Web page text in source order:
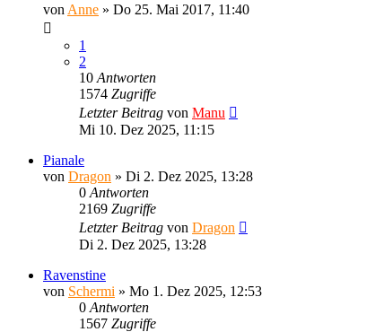
von Anne » Do 25. Mai 2017, 11:40
1
2
10 Antworten
1574 Zugriffe
Letzter Beitrag von Manu
Mi 10. Dez 2025, 11:15
Pianale
von Dragon » Di 2. Dez 2025, 13:28
0 Antworten
2169 Zugriffe
Letzter Beitrag von Dragon
Di 2. Dez 2025, 13:28
Ravenstine
von Schermi » Mo 1. Dez 2025, 12:53
0 Antworten
1567 Zugriffe